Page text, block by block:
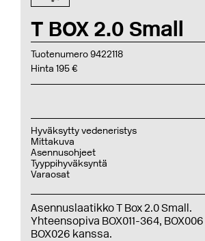
T BOX 2.0 Small
Tuotenumero 9422118
Hinta 195 €
Hyväksytty vedeneristys
Mittakuva
Asennusohjeet
Tyyppihyväksyntä
Varaosat
Asennuslaatikko T Box 2.0 Small.
Yhteensopiva BOX011-364,
BOX026 kanssa.